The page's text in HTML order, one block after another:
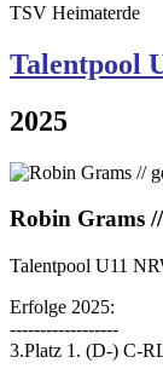
TSV Heimaterde
Talentpool
2025
Robin Grams
Talentpool U11
Erfolge 2025:
------------------
3.Platz 1. (D-) C-